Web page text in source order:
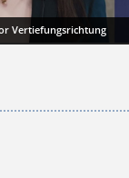
Vertiefungsrichtung